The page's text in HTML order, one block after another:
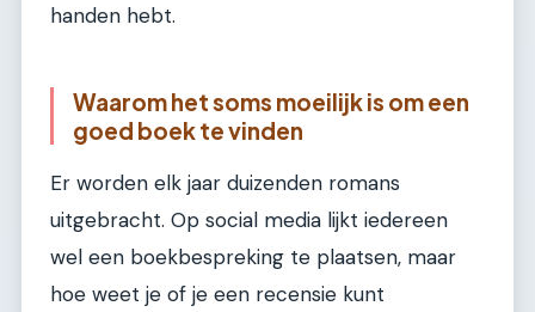
handen hebt.
Waarom het soms moeilijk is om een
goed boek te vinden
Er worden elk jaar duizenden romans
uitgebracht. Op social media lijkt iedereen
wel een boekbespreking te plaatsen, maar
hoe weet je of je een recensie kunt